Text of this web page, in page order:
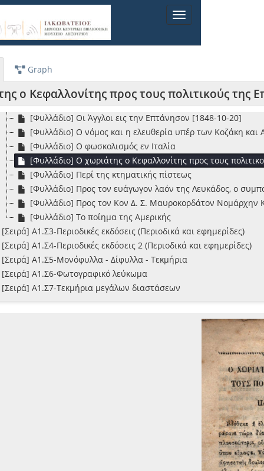
Toggle
navigation
Graph
ο Κεφαλλονίτης προς τους πολιτικούς της
[Φυλλάδιο] Η απλή γλώσσα
[Φυλλάδιο] Η Ένωσις της Επτανήσου μετά του
[Φυλλάδιο] Ιόνιος Εταιρεία προς προαγωγήν των
[Φυλλάδιο] Και έτερον πολύτιμον έγγραφον
[Φυλλάδιο] Λαέ ιδέ, φως εθνικόν, φως αληθείας, φως
[Φυλλάδιο] Νύξεις επί του διέποντος τα της εξωτερικής
[Φυλλάδιο] Ο Γεωργανταράς: ποίημα
[Φυλλάδιο] Οι Άγγλοι εις την Επτάνησον [1848-10-20]
[Φυλλάδιο] Ο νόμος και η ελευθερία υπέρ των Κοζάκη και
[Φυλλάδιο] Ο φωσκολισμός εν Ιταλία
[Φυλλάδιο] Ο χωριάτης ο Κεφαλλονίτης προς τους
[Φυλλάδιο] Περί της κτηματικής πίστεως
[Φυλλάδιο] Προς τον ευάγωγον λαόν της Λευκάδος, ο
[Φυλλάδιο] Προς τον Κον Δ. Σ. Μαυροκορδάτον Νομάρχην
[Φυλλάδιο] Το ποίημα της Αμερικής
[Σειρά] Α1.Σ3-Περιοδικές εκδόσεις (Περιοδικά και εφημερίδες)
[Σειρά] Α1.Σ4-Περιοδικές εκδόσεις 2 (Περιοδικά και εφημερίδες)
[Σειρά] Α1.Σ5-Μονόφυλλα - Δίφυλλα - Τεκμήρια
[Σειρά] Α1.Σ6-Φωτογραφικό λεύκωμα
[Σειρά] Α1.Σ7-Τεκμήρια μεγάλων διαστάσεων